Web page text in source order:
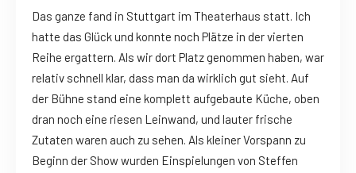
Das ganze fand in Stuttgart im Theaterhaus statt. Ich
hatte das Glück und konnte noch Plätze in der vierten
Reihe ergattern. Als wir dort Platz genommen haben, war
relativ schnell klar, dass man da wirklich gut sieht. Auf
der Bühne stand eine komplett aufgebaute Küche, oben
dran noch eine riesen Leinwand, und lauter frische
Zutaten waren auch zu sehen. Als kleiner Vorspann zu
Beginn der Show wurden Einspielungen von Steffen